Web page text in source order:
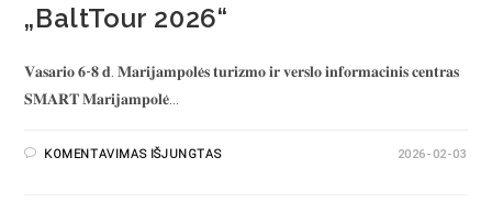
„BaltTour 2026“
𝐕𝐚𝐬𝐚𝐫𝐢𝐨 𝟔-𝟖 𝐝. 𝐌𝐚𝐫𝐢𝐣𝐚𝐦𝐩𝐨𝐥𝐞̇𝐬 𝐭𝐮𝐫𝐢𝐳𝐦𝐨 𝐢𝐫 𝐯𝐞𝐫𝐬𝐥𝐨 𝐢𝐧𝐟𝐨𝐫𝐦𝐚𝐜𝐢𝐧𝐢𝐬 𝐜𝐞𝐧𝐭𝐫𝐚𝐬
𝐒𝐌𝐀𝐑𝐓 𝐌𝐚𝐫𝐢𝐣𝐚𝐦𝐩𝐨𝐥𝐞̇…
KOMENTAVIMAS IŠJUNGTAS 2026-02-03